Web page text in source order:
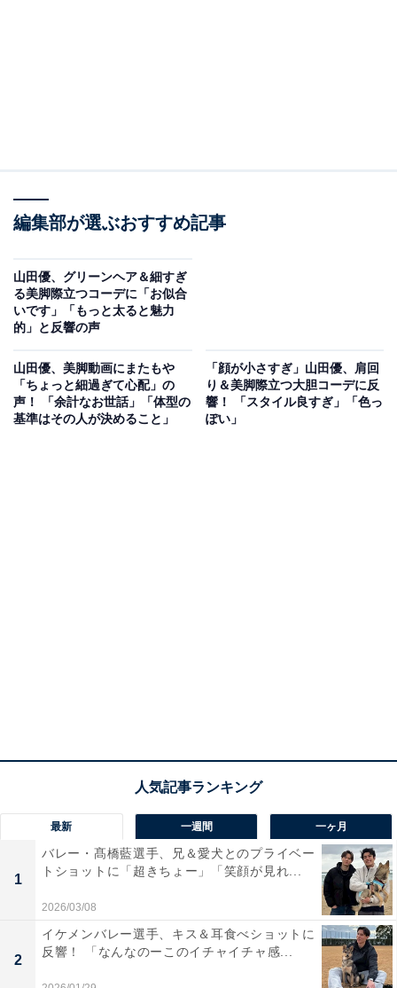
編集部が選ぶおすすめ記事
山田優、グリーンヘア＆細すぎ
る美脚際立つコーデに「お似合
いです」「もっと太ると魅力
的」と反響の声
山田優、美脚動画にまたもや
「ちょっと細過ぎて心配」の
声！ 「余計なお世話」「体型の
基準はその人が決めること」
「顔が小さすぎ」山田優、肩回
り＆美脚際立つ大胆コーデに反
響！ 「スタイル良すぎ」「色っ
ぽい」
最新 一週間 一ヶ月
1
バレー・髙橋藍選手、兄＆愛犬とのプライベー
トショットに「超きちょー」「笑顔が見れ...
2026/03/08
2
イケメンバレー選手、キス＆耳食べショットに
反響！ 「なんなのーこのイチャイチャ感...